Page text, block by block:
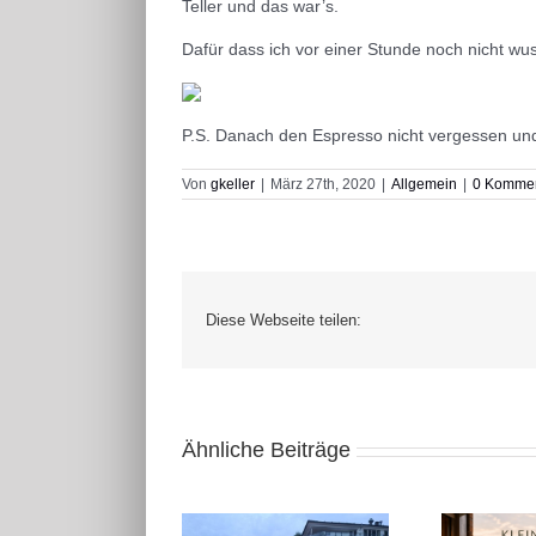
Teller und das war’s.
Dafür dass ich vor einer Stunde noch nicht
P.S. Danach den Espresso nicht vergessen
Von gkeller | März 27th, 2020 | Allgemein | 0
Diese Webseite teilen:
Ähnliche Beiträge